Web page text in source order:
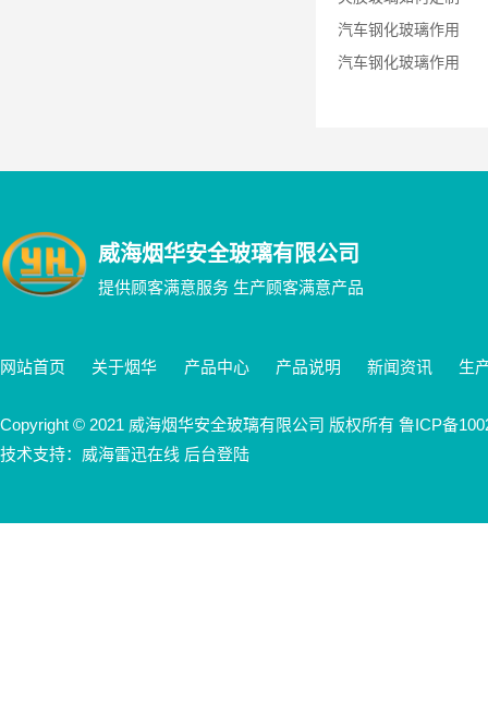
汽车钢化玻璃作用
汽车钢化玻璃作用
威海烟华安全玻璃有限公司
提供顾客满意服务 生产顾客满意产品
网站首页 关于烟华 产品中心 产品说明 新闻资讯 生
Copyright © 2021 威海烟华安全玻璃有限公司 版权所有 鲁ICP备
技术支持：威海雷迅在线 后台登陆